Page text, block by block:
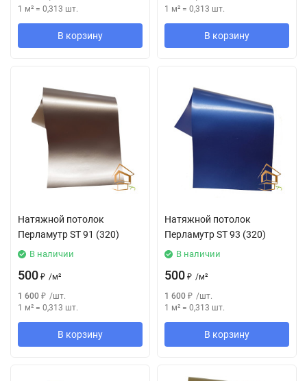
1 м² = 0,313 шт.
В корзину
1 м² = 0,313 шт.
В корзину
Натяжной потолок
Перламутр SТ 91 (320)
В наличии
500 ₽ /м²
1 600 ₽ /шт.
1 м² = 0,313 шт.
В корзину
Натяжной потолок
Перламутр SТ 93 (320)
В наличии
500 ₽ /м²
1 600 ₽ /шт.
1 м² = 0,313 шт.
В корзину